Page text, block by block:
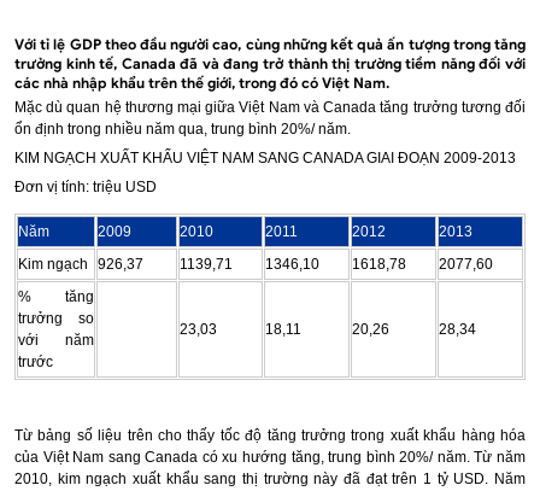
Với tỉ lệ GDP theo đầu người cao, cùng những kết quả ấn tượng trong tăng
trưởng kinh tế, Canada đã và đang trở thành thị trường tiềm năng đối với
các nhà nhập khẩu trên thế giới, trong đó có Việt Nam.
Mặc dù quan hệ thương mại giữa Việt Nam và Canada tăng trưởng tương đối
ổn định trong nhiều năm qua, trung bình 20%/ năm.
KIM NGẠCH XUẤT KHẨU VIỆT NAM SANG CANADA GIAI ĐOẠN 2009-2013
Đơn vị tính: triệu USD
Năm 2009 2010 2011 2012
2013
Kim ngạch
926,37 1139,71 1346,10 1618,78
2077,60
% tăng
trưởng so
với năm
trước
23,03 18,11 20,26 28,34
Từ bảng số liệu trên cho thấy tốc độ tăng trưởng trong xuất khẩu hàng hóa
của Việt Nam sang Canada có xu hướng tăng, trung bình 20%/ năm. Từ năm
2010, kim ngạch xuất khẩu sang thị trường này đã đạt trên 1 tỷ USD. Năm